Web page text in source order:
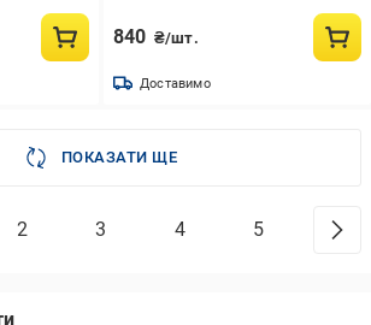
840 ₴/шт.
Доставимо
ПОКАЗАТИ ЩЕ
2 3 4 5